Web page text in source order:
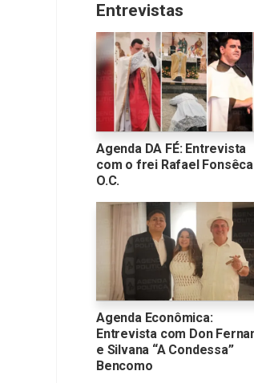
Entrevistas
Agenda DA FÉ: Entrevista
com o frei Rafael Fonsêca
O.C.
Agenda Econômica:
Entrevista com Don
e Silvana “A Condessa”
Bencomo